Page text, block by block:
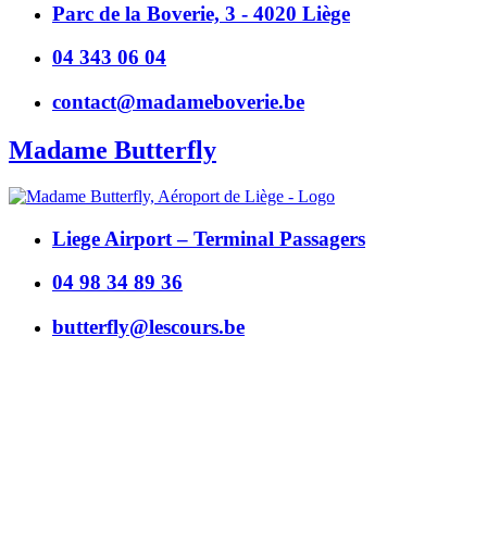
Parc de la Boverie, 3 - 4020 Liège
04 343 06 04
contact@madameboverie.be
Madame Butterfly
Liege Airport – Terminal Passagers
04 98 34 89 36
butterfly@lescours.be